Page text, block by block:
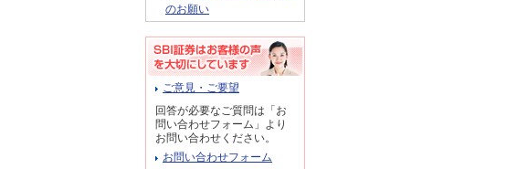
のお願い
ご意見・ご要望
回答が必要なご質問は「お
問い合わせフォーム」より
お問い合わせください。
お問い合わせフォーム